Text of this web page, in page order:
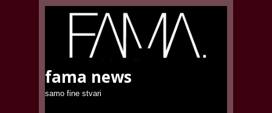
fama news
samo fine stvari